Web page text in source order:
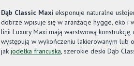
Dąb Classic Maxi eksponuje naturalne
dobrze wpisuje się w aranżacje hygge, eko i
linii Luxury Maxi mają warstwową
występują w wykończeniu lakierowanym lub
jak jodełka francuska, szerokie deski Dąb